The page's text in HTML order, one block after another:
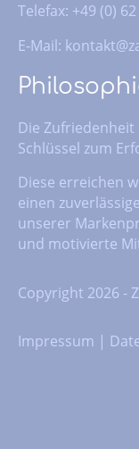
Telefax: +49 (0)
E-Mail:
Die
Schlüssel zum
Diese erreichen
einen
unserer
und motivierte
Copyright 2026 -
Impressum |